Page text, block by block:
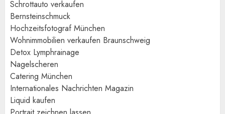
Schrottauto verkaufen
Bernsteinschmuck
Hochzeitsfotograf München
Wohnimmobilien verkaufen Braunschweig
Detox Lymphrainage
Nagelscheren
Catering München
Internationales Nachrichten Magazin
Liquid kaufen